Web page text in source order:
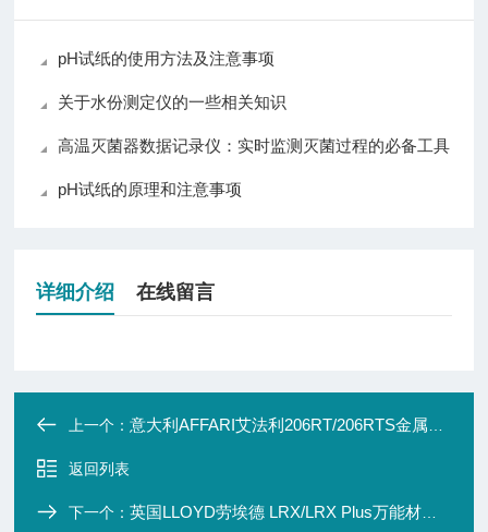
pH试纸的使用方法及注意事项
关于水份测定仪的一些相关知识
高温灭菌器数据记录仪：实时监测灭菌过程的必备工具
pH试纸的原理和注意事项
详细介绍 在线留言
上一个：意大利AFFARI艾法利206RT/206RTS金属硬度计
返回列表
下一个：英国LLOYD劳埃德 LRX/LRX Plus万能材料试验机